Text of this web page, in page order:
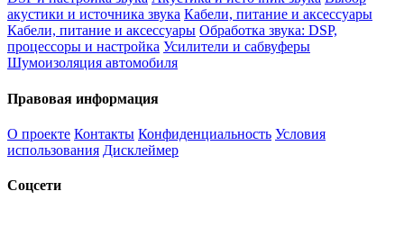
акустики и источника звука Кабели, питание и аксессуары
Кабели, питание и аксессуары Обработка звука: DSP,
процессоры и настройка Усилители и сабвуферы
Шумоизоляция автомобиля
Правовая информация
О проекте Контакты Конфиденциальность Условия
использования Дисклеймер
Соцсети